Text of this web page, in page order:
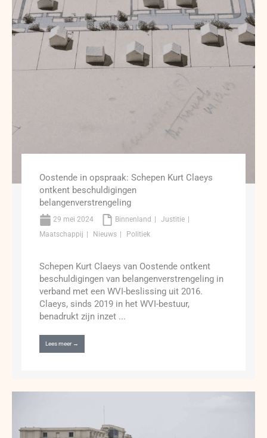
Oostende in opspraak: Schepen Kurt Claeys
ontkent beschuldigingen
belangenverstrengeling
29 mei 2024 Binnenland
Justitie
Maatschappij
Nieuws Politiek
Schepen Kurt Claeys van Oostende ontkent
beschuldigingen van belangenverstrengeling in
verband met een WVI-beslissing uit 2016.
Claeys, sinds 2019 in het WVI-bestuur,
benadrukt zijn inzet ...
Lees meer →